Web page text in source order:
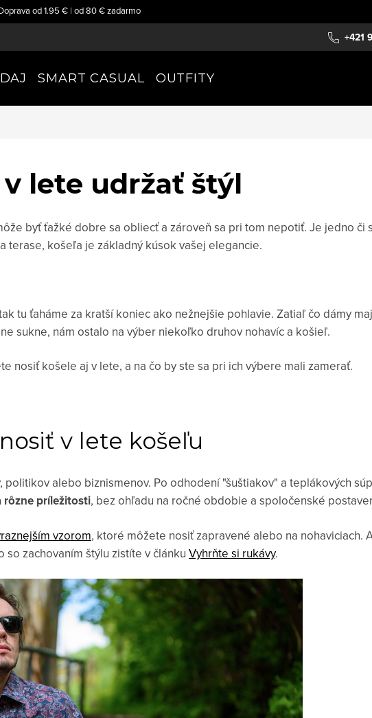
od 1.95 € | od 80 € zadarmo
+421
SMART CASUAL OUTFITY
lete udržať štýl
byť ťažké dobre sa obliecť a zároveň sa pri tom nepotiť. Je jedno či
terase, košeľa je základný kúsok vašej elegancie.
tu ťaháme za kratší koniec ako nežnejšie pohlavie. Zatiaľ čo dámy
sukne, nám ostalo na výber niekoľko druhov nohavíc a košieľ.
nosiť košele aj v lete, a na čo by ste sa pri ich výbere mali zamerať.
v lete košeľu
alebo biznismenov. Po odhodení "šuštiakov" a teplákových
rôzne príležitosti, bez ohľadu na ročné obdobie a spoločenské
vzorom, ktoré môžete nosiť zapravené alebo na nohaviciach.
zachovaním štýlu zistíte v článku Vyhrňte si rukávy.